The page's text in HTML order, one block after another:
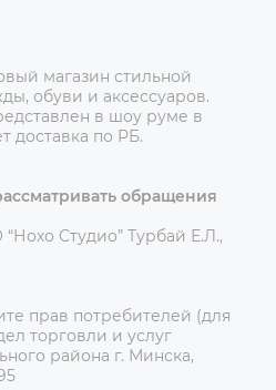
магазин стильной
обуви и аксессуаров.
в шоу руме в
доставка по РБ.
обращения
Студио” Турбай Е.Л.,
прав потребителей (для
торговли и услуг
района г. Минска,